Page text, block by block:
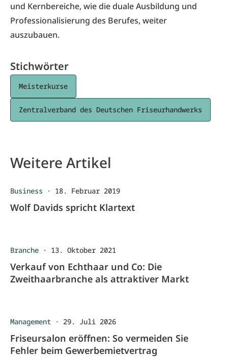
und Kernbereiche, wie die duale Ausbildung und
Professionalisierung des Berufes, weiter
auszubauen.
Stichwörter
Meisterkurse
Zentralverband des Deutschen Friseurhandwerks
Weitere Artikel
Business · 18. Februar 2019
Wolf Davids spricht Klartext
Branche · 13. Oktober 2021
Verkauf von Echthaar und Co: Die
Zweithaarbranche als attraktiver Markt
Management · 29. Juli 2026
Friseursalon eröffnen: So vermeiden Sie
Fehler beim Gewerbemietvertrag